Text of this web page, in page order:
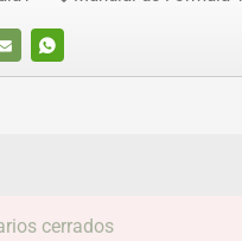
WHATSAPP
cerrados